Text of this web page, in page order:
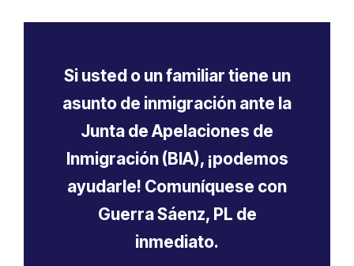
Si usted o un familiar tiene un
asunto de inmigración ante la
Junta de Apelaciones de
Inmigración (BIA), ¡podemos
ayudarle! Comuníquese con
Guerra Sáenz, PL de
inmediato.